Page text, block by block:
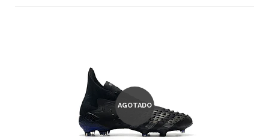
AGOTADO